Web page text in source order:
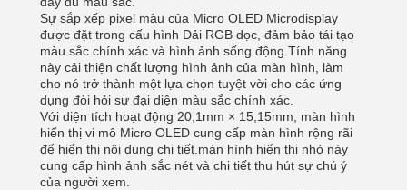
Sự sắp xếp pixel màu của Micro OLED Microdisplay
được đặt trong cấu hình Dải RGB dọc, đảm bảo tái tạo
màu sắc chính xác và hình ảnh sống động.Tính năng
này cải thiện chất lượng hình ảnh của màn hình, làm
cho nó trở thành một lựa chọn tuyệt vời cho các ứng
dụng đòi hỏi sự đại diện màu sắc chính xác.
Với diện tích hoạt động 20,1mm × 15,15mm, màn hình
hiển thị vi mô Micro OLED cung cấp màn hình rộng rãi
để hiển thị nội dung chi tiết.màn hình hiển thị nhỏ này
cung cấp hình ảnh sắc nét và chi tiết thu hút sự chú ý
của người xem.